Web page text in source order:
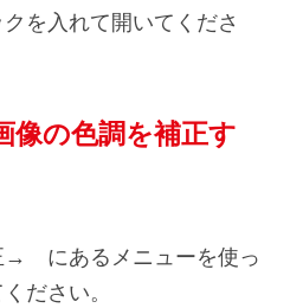
を入れて開いてくださ
像の色調を補正す
　にあるメニューを使っ
ださい。